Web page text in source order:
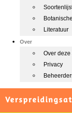
Literatuur
Over
Over deze
Privacy